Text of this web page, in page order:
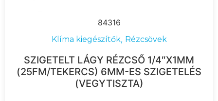
84316
Klíma kiegészítők, Rézcsövek
SZIGETELT LÁGY RÉZCSŐ 1/4″X1MM
(25FM/TEKERCS) 6MM-ES SZIGETELÉS
(VEGYTISZTA)